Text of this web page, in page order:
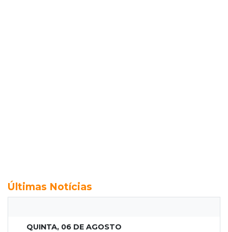
Últimas Notícias
QUINTA, 06 DE AGOSTO